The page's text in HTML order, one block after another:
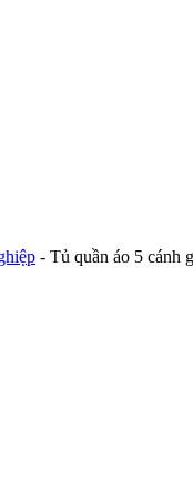
- Tủ quần áo 5 cánh